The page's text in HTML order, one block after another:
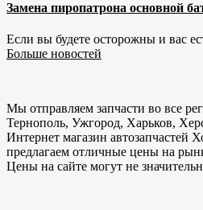
Замена пиропатрона основной
Если вы будете осторожны и вас
Больше новостей
Мы отправляем запчасти во все
Тернополь, Ужгород, Харьков,
Интернет магазин автозапчастей
предлагаем отличные цены на
Цены на сайте могут не